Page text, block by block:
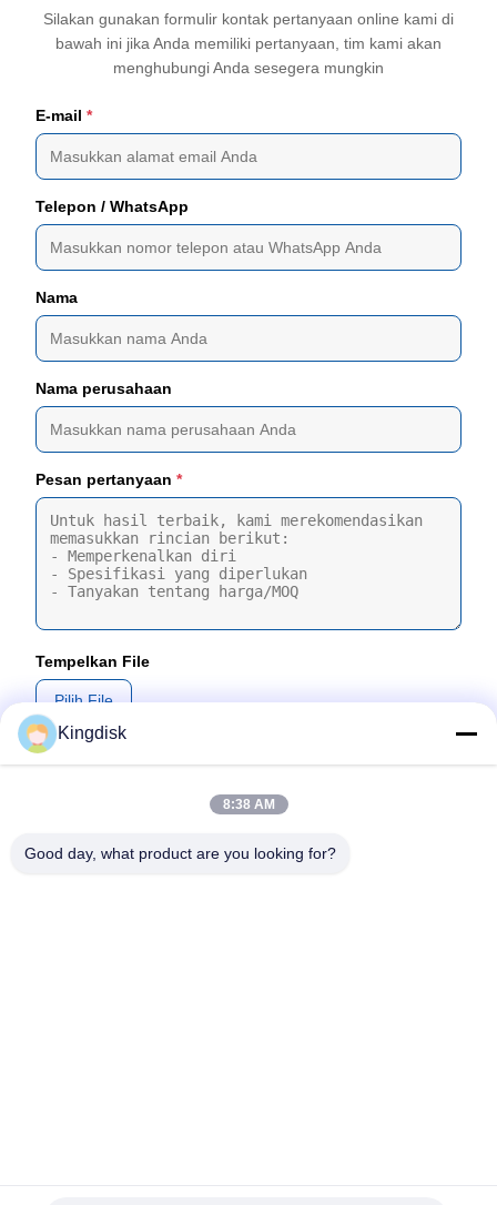
Silakan gunakan formulir kontak pertanyaan online kami di
bawah ini jika Anda memiliki pertanyaan, tim kami akan
menghubungi Anda sesegera mungkin
E-mail *
Telepon / WhatsApp
Nama
Nama perusahaan
Pesan pertanyaan *
Tempelkan File
Pilih File
Anda dapat mengunggah hingga 5 file dan Setiap file berukuran
maksimal 10MB
Kirim
Kingdisk
8:38 AM
Good day, what product are you looking for?